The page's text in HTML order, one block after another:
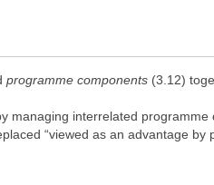
programme components(3.12)
managing interrelated
“viewed as an advantage by